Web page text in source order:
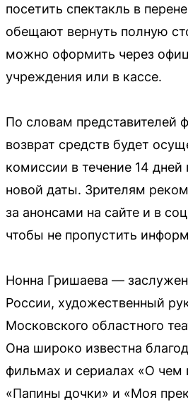
посетить спектакль в
обещают вернуть полную
можно оформить через
учреждения или в кассе.
По словам представителей
возврат средств будет
комиссии в течение 14 дней
новой даты. Зрителям
за анонсами на сайте и в
чтобы не пропустить
Нонна Гришаева —
России, художественный
Московского областного
Она широко известна
фильмах и сериалах «О чем
«Папины дочки» и «Моя